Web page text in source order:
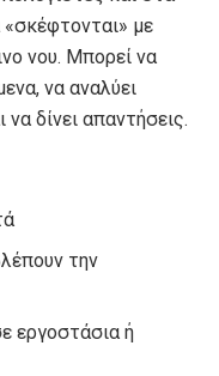
«σκέφτονται» με
νου. Μπορεί να
να αναλύει
δίνει απαντήσεις.
την
εργοστάσια ή